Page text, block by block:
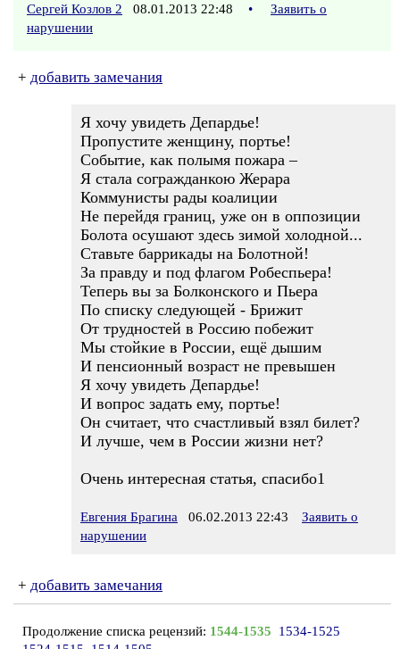
Сергей Козлов 2 08.01.2013 22:48 •
Заявить о
нарушении
+ добавить замечания
Я хочу увидеть Депардье!
Пропустите женщину, портье!
Событие, как полымя пожара –
Я стала согражданкою Жерара
Коммунисты рады коалиции
Не перейдя границ, уже он в оппозиции
Болота осушают здесь зимой холодной...
Ставьте баррикады на Болотной!
За правду и под флагом Робеспьера!
Теперь вы за Болконского и Пьера
По списку следующей - Брижит
От трудностей в Россию побежит
Мы стойкие в России, ещё дышим
И пенсионный возраст не превышен
Я хочу увидеть Депардье!
И вопрос задать ему, портье!
Он считает, что счастливый взял билет?
И лучше, чем в России жизни нет?
Очень интересная статья, спасибо1
Евгения Брагина 06.02.2013 22:43
Заявить о
нарушении
+ добавить замечания
Продолжение списка рецензий: 1544-1535
1534-1525